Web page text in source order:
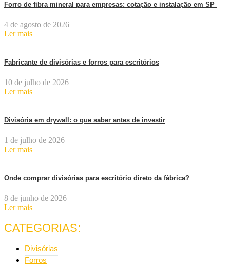
Forro de fibra mineral para empresas: cotação e instalação em SP
4 de agosto de 2026
Ler mais
Fabricante de divisórias e forros para escritórios
10 de julho de 2026
Ler mais
Divisória em drywall: o que saber antes de investir
1 de julho de 2026
Ler mais
Onde comprar divisórias para escritório direto da fábrica?
8 de junho de 2026
Ler mais
CATEGORIAS:
Divisórias
Forros